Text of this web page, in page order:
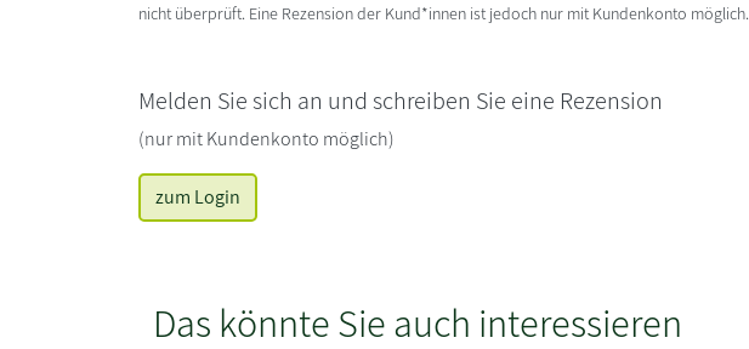
nicht überprüft. Eine Rezension der Kund*innen ist jedoch nur mit Kundenkonto möglich.
Melden Sie sich an und schreiben Sie eine Rezension
(nur mit Kundenkonto möglich)
zum Login
Das könnte Sie auch interessieren